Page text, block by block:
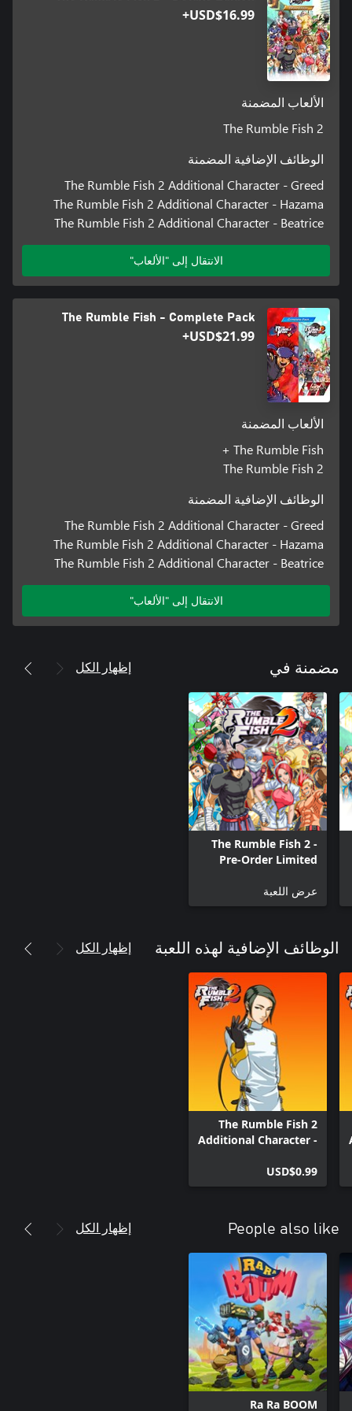
USD$16.99+
الألعاب المضمنة
The Rumble Fish 2
الوظائف الإضافية المضمنة
The Rumble Fish 2 Additional Character - Greed
The Rumble Fish 2 Additional Character - Hazama
The Rumble Fish 2 Additional Character - Beatrice
الانتقال إلى "الألعاب"
The Rumble Fish - Complete Pack
USD$21.99+
الألعاب المضمنة
The Rumble Fish +
The Rumble Fish 2
الوظائف الإضافية المضمنة
The Rumble Fish 2 Additional Character - Greed
The Rumble Fish 2 Additional Character - Hazama
The Rumble Fish 2 Additional Character - Beatrice
الانتقال إلى "الألعاب"
مضمنة في إظهار الكل
The Rumble Fish 2 -
Pre-Order Limited
Hazama(Additional
Character)
عرض اللعبة
الوظائف الإضافية لهذه اللعبة إظهار الكل
The Rumble Fish 2
Additional Character -
USD$0.99
People also like إظهار الكل
Ra Ra BOOM